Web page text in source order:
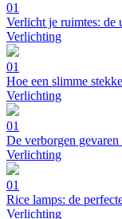
01
Verlicht je ruimtes: de
Verlichting
01
Hoe een slimme
Verlichting
01
De verborgen
Verlichting
01
Rice lamps: de
Verlichting